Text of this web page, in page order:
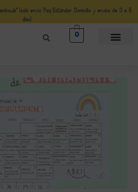
(solo envio Paq Estándar Domicilio y envíos de 3 a 5
días)
0